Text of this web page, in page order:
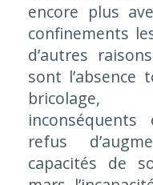
encore plus
confinements
d’autres
sont l’absence
bricolage,
refus
capacités de